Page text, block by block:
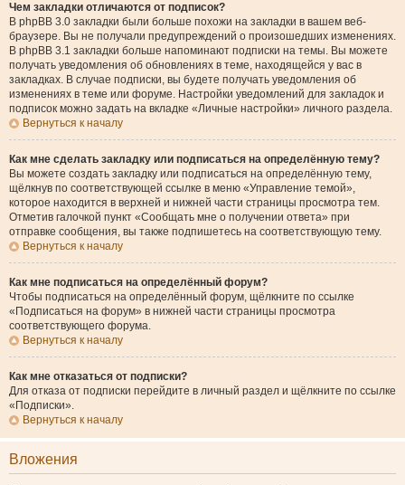
Чем закладки отличаются от подписок?
В phpBB 3.0 закладки были больше похожи на закладки в вашем веб-
браузере. Вы не получали предупреждений о произошедших изменениях.
В phpBB 3.1 закладки больше напоминают подписки на темы. Вы можете
получать уведомления об обновлениях в теме, находящейся у вас в
закладках. В случае подписки, вы будете получать уведомления об
изменениях в теме или форуме. Настройки уведомлений для закладок и
подписок можно задать на вкладке «Личные настройки» личного раздела.
Вернуться к началу
Как мне сделать закладку или подписаться на определённую тему?
Вы можете создать закладку или подписаться на определённую тему,
щёлкнув по соответствующей ссылке в меню «Управление темой»,
которое находится в верхней и нижней части страницы просмотра тем.
Отметив галочкой пункт «Сообщать мне о получении ответа» при
отправке сообщения, вы также подпишетесь на соответствующую тему.
Вернуться к началу
Как мне подписаться на определённый форум?
Чтобы подписаться на определённый форум, щёлкните по ссылке
«Подписаться на форум» в нижней части страницы просмотра
соответствующего форума.
Вернуться к началу
Как мне отказаться от подписки?
Для отказа от подписки перейдите в личный раздел и щёлкните по ссылке
«Подписки».
Вернуться к началу
Вложения